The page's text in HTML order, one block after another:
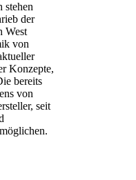
stehen
der
West
von
Konzepte,
bereits
von
seit